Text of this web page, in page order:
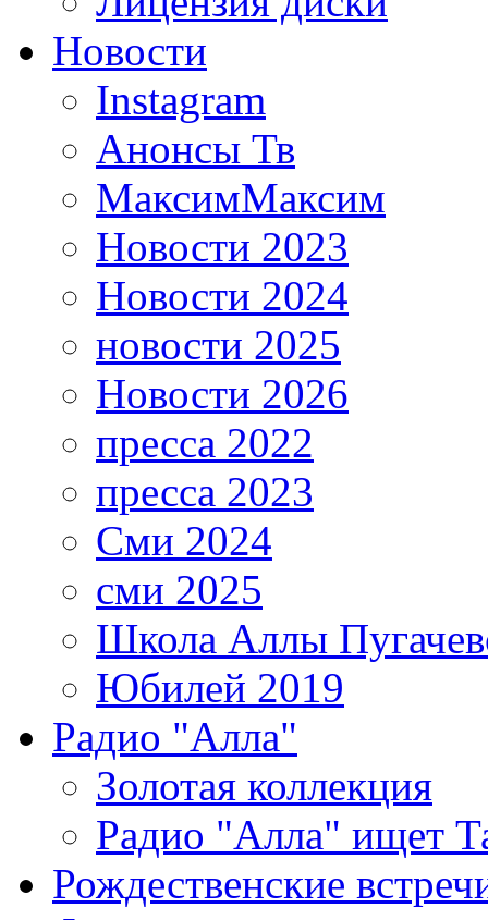
Новости
Instagram
Анонсы Тв
МаксимМаксим
Новости 2023
Новости 2024
новости 2025
Новости 2026
пресса 2022
пресса 2023
Сми 2024
сми 2025
Школа Аллы
Юбилей 2019
Радио "Алла"
Золотая коллекция
Радио "Алла" ищет
Рождественские